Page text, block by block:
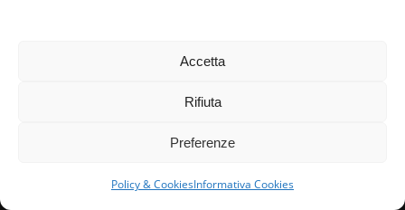
Accetta
Rifiuta
Preferenze
Policy & CookiesInformativa Cookies